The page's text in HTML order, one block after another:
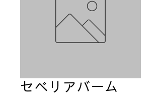
セベリアバーム